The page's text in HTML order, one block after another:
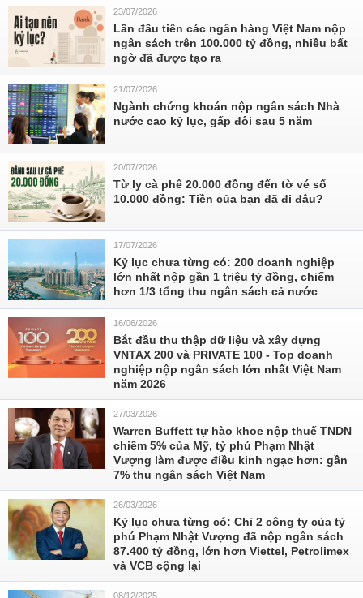
23/07/2026
Lần đầu tiên các ngân hàng Việt Nam nộp
ngân sách trên 100.000 tỷ đồng, nhiều bất
ngờ đã được tạo ra
21/07/2026
Ngành chứng khoán nộp ngân sách Nhà
nước cao kỷ lục, gấp đôi sau 5 năm
20/07/2026
Từ ly cà phê 20.000 đồng đến tờ vé số
10.000 đồng: Tiền của bạn đã đi đâu?
17/07/2026
Kỷ lục chưa từng có: 200 doanh nghiệp
lớn nhất nộp gần 1 triệu tỷ đồng, chiếm
hơn 1/3 tổng thu ngân sách cả nước
16/06/2026
Bắt đầu thu thập dữ liệu và xây dựng
VNTAX 200 và PRIVATE 100 - Top doanh
nghiệp nộp ngân sách lớn nhất Việt Nam
năm 2026
27/03/2026
Warren Buffett tự hào khoe nộp thuế TNDN
chiếm 5% của Mỹ, tỷ phú Phạm Nhật
Vượng làm được điều kinh ngạc hơn: gần
7% thu ngân sách Việt Nam
26/03/2026
Kỷ lục chưa từng có: Chỉ 2 công ty của tỷ
phú Phạm Nhật Vượng đã nộp ngân sách
87.400 tỷ đồng, lớn hơn Viettel, Petrolimex
và VCB cộng lại
08/12/2025